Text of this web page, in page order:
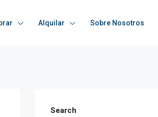
Alquilar Sobre Nosotros
Search